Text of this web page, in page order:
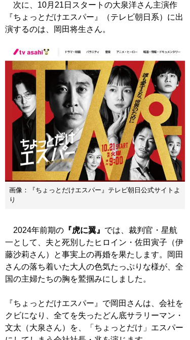
次に、10月21日スタートの大泉洋さん主演作
『ちょっとだけエスパー』（テレビ朝日系）に出
演するのは、岡田将生さん。
画像：『ちょっとだけエスパー』テレビ朝日公式サイトよ
り
2024年前期の 『虎に翼』 では、裁判官・星航
一として、夫と死別したヒロイン・佐田寅子（伊
藤沙莉さん）と事実上の再婚を果たします。岡田
さんの落ち着いた大人の色気たっぷりな様が、全
国の主婦たちの胸を鷲掴みにしました。
『ちょっとだけエスパー』で岡田さんは、会社を
クビになり、全てを失ったどん底サラリーマン・
文太（大泉さん）を、「ちょっとだけ」エスパー